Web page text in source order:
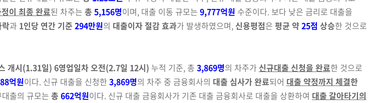
이 최종 완료된 차주는 총 5,156명이며, 대출 이동 규모는 9,777억원 수준이다. 보다 낮은 금리로 대출을
과 1인당 연간 기준 294만원의 대출이자 절감 효과가 발생하였으며, 신용평점은 평균 약25점 상승한 것으로
개시(1.31일) 6영업일차 오전(2.7일 12시) 누적 기준, 총 3,869명의 차주가 신규대출 신청을 완료한 것으로
억원이다. 신규 대출을 신청한 3,869명의 차주 중 금융회사의 대출 심사가 완료되어 대출 약정까지 체결한
출의 규모는 총 662억원이다. 신규 대출 금융회사가 기존 대출 금융회사로 대출을 상환하여 대출 갈아타기의